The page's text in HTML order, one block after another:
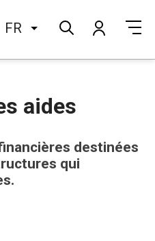
FR
aides
destinées
qui